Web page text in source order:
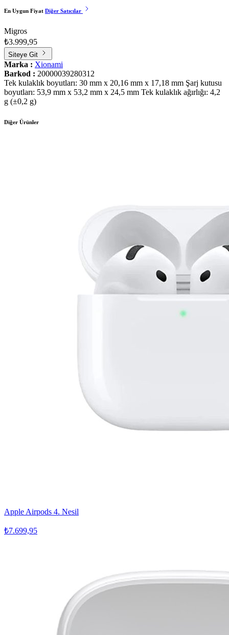
En Uygun Fiyat Diğer Satıcılar
Migros
₺3.999,95
Siteye Git
Marka : Xionami
Barkod : 20000039280312
Tek kulaklık boyutları: 30 mm x 20,16 mm x 17,18 mm Şarj kutusu
boyutları: 53,9 mm x 53,2 mm x 24,5 mm Tek kulaklık ağırlığı: 4,2
g (±0,2 g)
Diğer Ürünler
Apple Airpods 4. Nesil
₺7.699,95